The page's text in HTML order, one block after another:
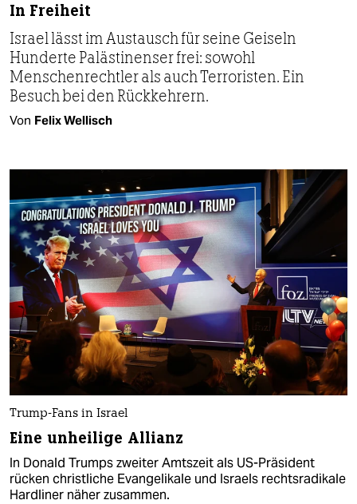
In Freiheit
Israel lässt im Austausch für seine Geiseln
Hunderte Palästinenser frei: sowohl
Menschenrechtler als auch Terroristen. Ein
Besuch bei den Rückkehrern.
Von Felix Wellisch
Trump-Fans in Israel
Eine unheilige Allianz
In Donald Trumps zweiter Amtszeit als US-Präsident
rücken christliche Evangelikale und Israels rechtsradikale
Hardliner näher zusammen.